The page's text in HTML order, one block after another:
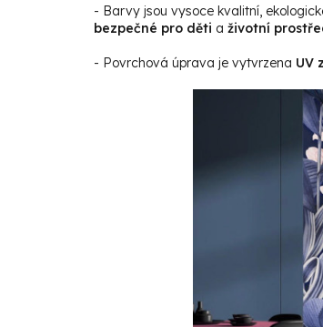
- Barvy jsou vysoce kvalitní,
bezpečné pro děti a životní
- Povrchová úprava je vytvrzena UV